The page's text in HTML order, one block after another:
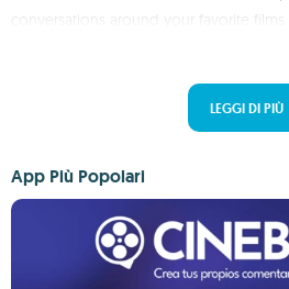
conversations around your favorite
LEGGI DI PIÙ
App Più Popolari